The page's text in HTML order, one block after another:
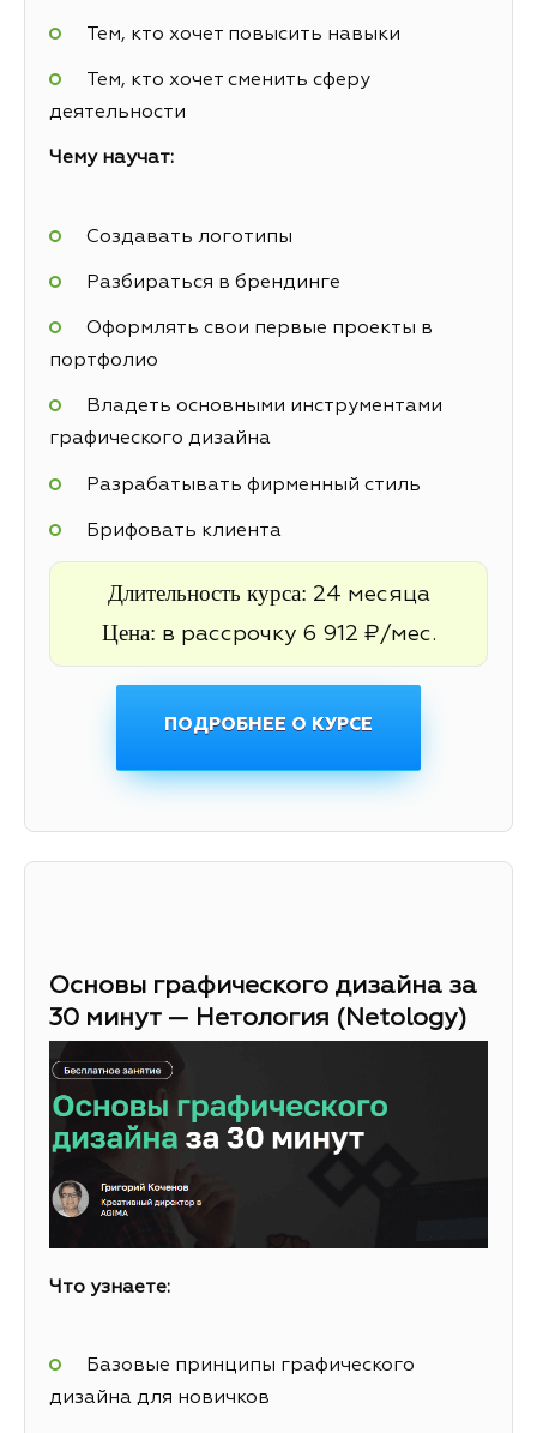
Тем, кто хочет повысить навыки
Тем, кто хочет сменить сферу
деятельности
Чему научат:
Создавать логотипы
Разбираться в брендинге
Оформлять свои первые проекты в
портфолио
Владеть основными инструментами
графического дизайна
Разрабатывать фирменный стиль
Брифовать клиента
Длительность курса: 24 месяца
Цена: в рассрочку 6 912 ₽/мес.
ПОДРОБНЕЕ О КУРСЕ
Основы графического дизайна за
30 минут — Нетология (Netology)
Что узнаете:
Базовые принципы графического
дизайна для новичков